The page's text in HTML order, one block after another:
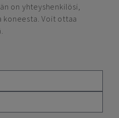
on yhteyshenkilösi,
Voit ottaa